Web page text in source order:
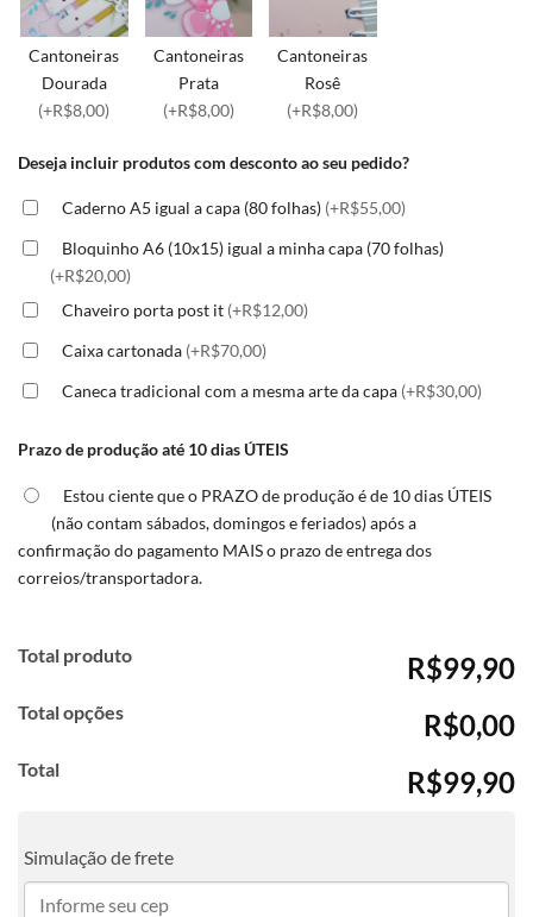
Cantoneiras
Dourada
(+R$8,00)
Cantoneiras
Prata
(+R$8,00)
Cantoneiras
Rosê
(+R$8,00)
Deseja incluir produtos com desconto ao seu pedido?
Caderno A5 igual a capa (80 folhas) (+R$55,00)
Bloquinho A6 (10x15) igual a minha capa (70 folhas)
(+R$20,00)
Chaveiro porta post it (+R$12,00)
Caixa cartonada (+R$70,00)
Caneca tradicional com a mesma arte da capa (+R$30,00)
Prazo de produção até 10 dias ÚTEIS
Estou ciente que o PRAZO de produção é de 10 dias ÚTEIS
(não contam sábados, domingos e feriados) após a
confirmação do pagamento MAIS o prazo de entrega dos
correios/transportadora.
Total produto R$99,90
Total opções R$0,00
Total R$99,90
Simulação de frete